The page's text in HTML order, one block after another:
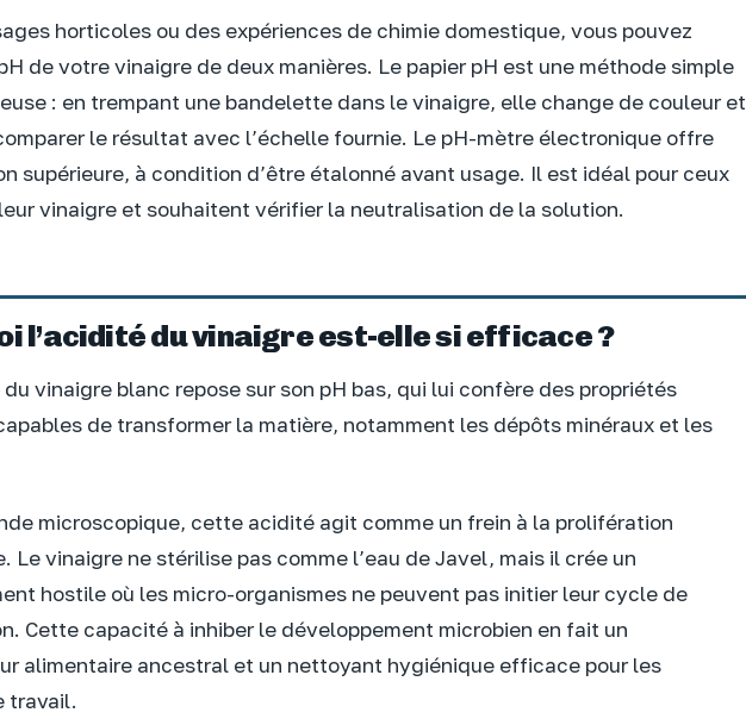
horticoles ou des expériences de chimie domestique, vous pouvez
de votre vinaigre de deux manières. Le papier pH est une méthode simple
: en trempant une bandelette dans le vinaigre, elle change de couleur et
le résultat avec l’échelle fournie. Le pH-mètre électronique offre
supérieure, à condition d’être étalonné avant usage. Il est idéal pour ceux
vinaigre et souhaitent vérifier la neutralisation de la solution.
l’acidité du vinaigre est-elle si efficace ?
du vinaigre blanc repose sur son pH bas, qui lui confère des propriétés
de transformer la matière, notamment les dépôts minéraux et les
microscopique, cette acidité agit comme un frein à la prolifération
Le vinaigre ne stérilise pas comme l’eau de Javel, mais il crée un
hostile où les micro-organismes ne peuvent pas initier leur cycle de
Cette capacité à inhiber le développement microbien en fait un
alimentaire ancestral et un nettoyant hygiénique efficace pour les
travail.